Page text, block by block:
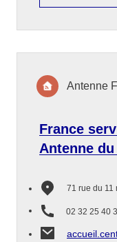
France
Antenne
71 rue du 11
02 32 25 40
Antenne